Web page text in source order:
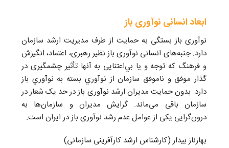
ابعاد انسانی نوآوری باز
نوآوری باز بستگی به حمايت از طرف مديريت ارشد سازمان
دارد. جنبه‌های انسانی نوآوری باز نظير رهبری، اعتماد، انگيزش
و فرهنگ كه توجه و يا بي‌اعتنایی به آنها تأثير چشمگيری در
گذار موفق و ناموفق سازمان از نوآوري بسته به نوآوري باز
دارد. بدون حمایت مدیران ارشد نوآوری باز در حد یک شعار در
سازمان باقی می‌ماند. گرایش مدیران و سازمان‌ها به
درون‌گرایی یکی از عوامل عدم رشد نوآوری باز در ایران است.
بهارناز بیدار (کارشناس ارشد کارآفرینی سازمانی)